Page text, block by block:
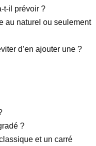
t-il prévoir ?
au naturel ou seulement
d’en ajouter une ?
?
et un carré